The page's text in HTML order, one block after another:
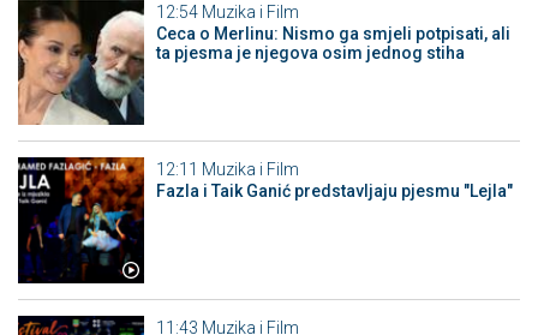
12:54 Muzika i Film
Ceca o Merlinu: Nismo ga smjeli potpisati, ali
ta pjesma je njegova osim jednog stiha
12:11 Muzika i Film
Fazla i Taik Ganić predstavljaju pjesmu "Lejla"
11:43 Muzika i Film